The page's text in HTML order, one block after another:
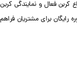
کربن فعال و نمایندگی کربن
رایگان برای مشتریان فراهم